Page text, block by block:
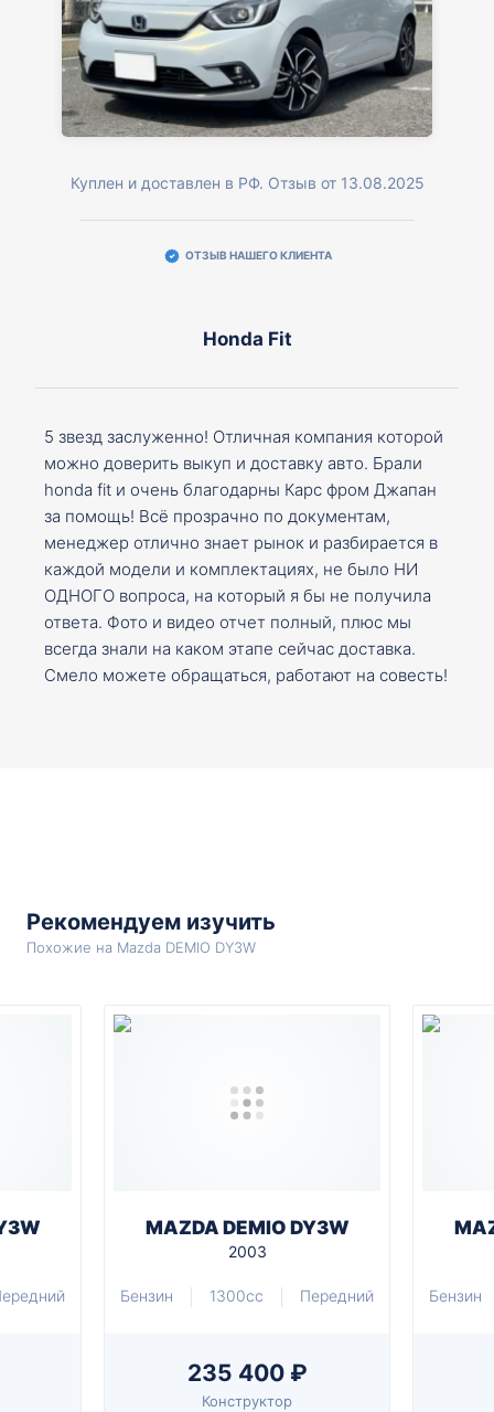
Куплен и доставлен в РФ. Отзыв от 13.08.2025
ОТЗЫВ НАШЕГО КЛИЕНТА
Honda Fit
5 звезд заслуженно! Отличная компания которой
можно доверить выкуп и доставку авто. Брали
honda fit и очень благодарны Карс фром Джапан
за помощь! Всё прозрачно по документам,
менеджер отлично знает рынок и разбирается в
каждой модели и комплектациях, не было НИ
ОДНОГО вопроса, на который я бы не получила
ответа. Фото и видео отчет полный, плюс мы
всегда знали на каком этапе сейчас доставка.
Смело можете обращаться, работают на совесть!
Рекомендуем изучить
Похожие на Mazda DEMIO DY3W
MAZDA DEMIO DY3W
2003
Бензин 1300cc Передний
235 400 ₽
Конструктор
Бензин